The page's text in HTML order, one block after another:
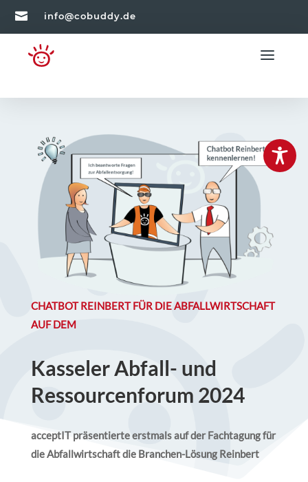
 info@cobuddy.de
CHATBOT REINBERT FÜR DIE ABFALLWIRTSCHAFT
AUF DEM
Kasseler Abfall- und
Ressourcenforum 2024
acceptIT präsentierte erstmals auf der Fachtagung für
die Abfallwirtschaft die Branchen-Lösung Reinbert